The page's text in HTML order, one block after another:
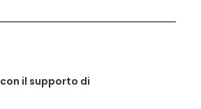
con il supporto di